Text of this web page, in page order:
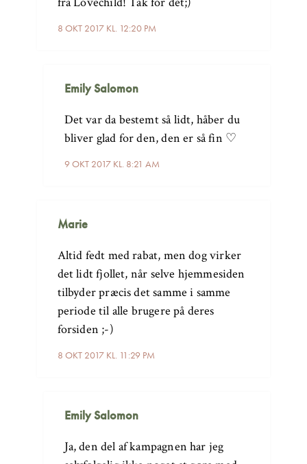
8 OKT 2017 KL. 12:20 PM
Emily Salomon
9 OKT 2017 KL. 8:21 AM
Det var da bestemt så lidt, håber du
bliver glad for den, den er så fin ♡
Marie
8 OKT 2017 KL. 11:29 PM
Altid fedt med rabat, men dog virker
det lidt fjollet, når selve hjemmesiden
tilbyder præcis det samme i samme
periode til alle brugere på deres
forsiden ;-)
Emily Salomon
Ja, den del af kampagnen har jeg